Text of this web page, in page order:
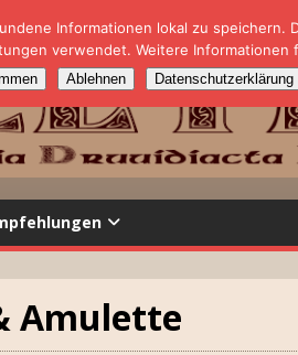
Amulette
Informationen lokal zu
verwendet. Weitere Informationen
Ablehnen Datenschutzerklärung